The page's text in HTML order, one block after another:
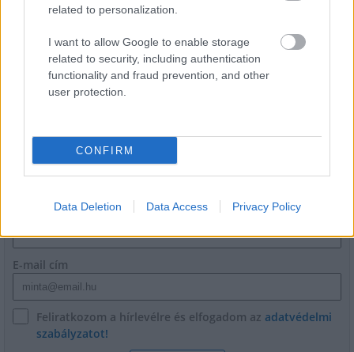
related to personalization.
I want to allow Google to enable storage
related to security, including authentication
functionality and fraud prevention, and other
user protection.
CONFIRM
Data Deletion Data Access Privacy Policy
Épített öröksége megújításával is készül
Mohács a csata ötszázadik
évfordulójára
HÍRLEVÉL
E-mail cím
Feliratkozom a hírlevélre és elfogadom az adatvédelmi
szabályzatot!